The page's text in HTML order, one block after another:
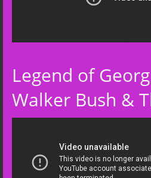
Legend of
Walker Bush &